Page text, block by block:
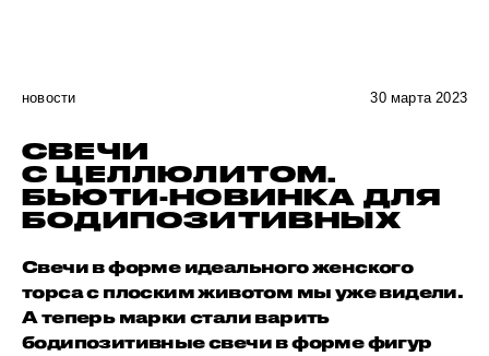
новости 30 марта 2023
СВЕЧИ
С ЦЕЛЛЮЛИТОМ.
БЬЮТИ-НОВИНКА ДЛЯ
БОДИПОЗИТИВНЫХ
Свечи в форме идеального женского
торса с плоским животом мы уже видели.
А теперь марки стали варить
бодипозитивные свечи в форме фигур